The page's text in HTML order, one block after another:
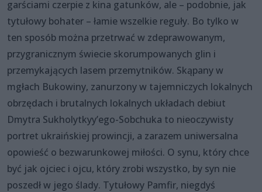
garściami czerpie z kina gatunków, ale – podobnie, jak
tytułowy bohater – łamie wszelkie reguły. Bo tylko w
ten sposób można przetrwać w zdeprawowanym,
przygranicznym świecie skorumpowanych glin i
przemykających lasem przemytników. Skąpany w
mgłach Bukowiny, zanurzony w tajemniczych lokalnych
obrzędach i brutalnych lokalnych układach debiut
Dmytra Sukholytkyy’ego-Sobchuka to nieoczywisty
portret ukraińskiej prowincji, a zarazem uniwersalna
opowieść o bezwarunkowej miłości. O synu, który chce
być jak ojciec i ojcu, który zrobi wszystko, by syn nie
poszedł w jego ślady. Tytułowy Pamfir, niegdyś